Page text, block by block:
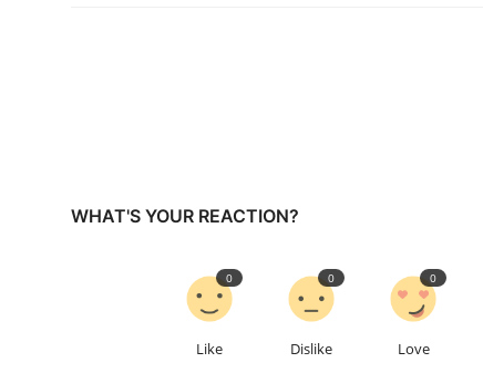
WHAT'S YOUR REACTION?
Like
0
Dislike
0
Love
0